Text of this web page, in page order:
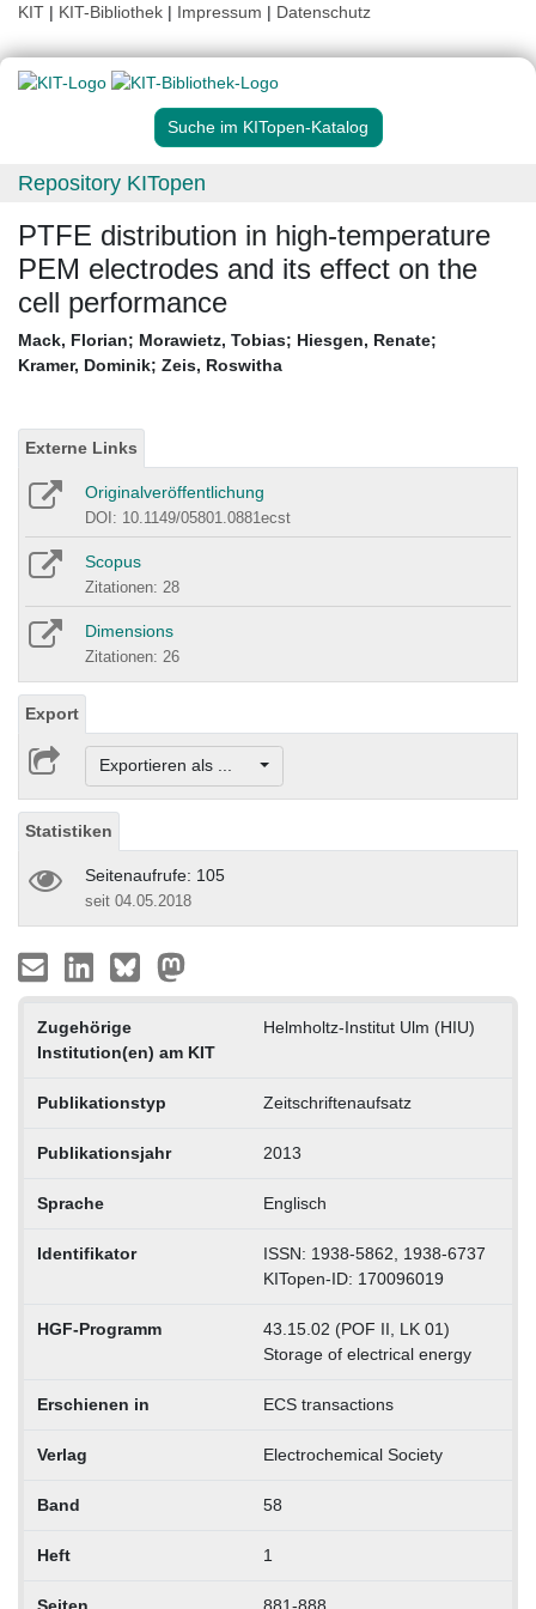
KIT | KIT-Bibliothek | Impressum | Datenschutz
Suche im KITopen-Katalog
Repository KITopen
PTFE distribution in high-temperature
PEM electrodes and its effect on the
cell performance
Mack, Florian; Morawietz, Tobias; Hiesgen, Renate;
Kramer, Dominik; Zeis, Roswitha
Externe Links
Originalveröffentlichung
DOI: 10.1149/05801.0881ecst
Scopus
Zitationen: 28
Dimensions
Zitationen: 26
Export
Exportieren als ...
Statistiken
Seitenaufrufe: 105
seit 04.05.2018
Zugehörige
Institution(en) am KIT
Helmholtz-Institut Ulm (HIU)
Publikationstyp Zeitschriftenaufsatz
Publikationsjahr 2013
Sprache Englisch
Identifikator
ISSN: 1938-5862, 1938-6737
KITopen-ID: 170096019
HGF-Programm
43.15.02 (POF II, LK 01)
Storage of electrical energy
Erschienen in ECS transactions
Verlag Electrochemical Society
Band 58
Heft 1
Seiten 881-888